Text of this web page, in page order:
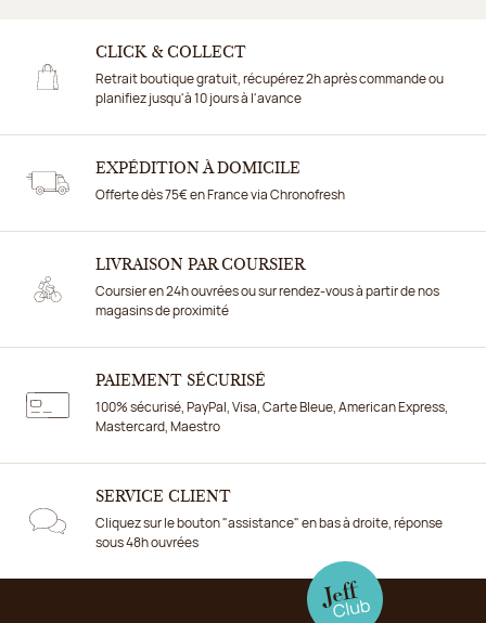
CLICK & COLLECT
Retrait boutique gratuit, récupérez 2h après commande ou
planifiez jusqu'à 10 jours à l'avance
EXPÉDITION À DOMICILE
Offerte dès 75€ en France via Chronofresh
LIVRAISON PAR COURSIER
Coursier en 24h ouvrées ou sur rendez-vous à partir de nos
magasins de proximité
PAIEMENT SÉCURISÉ
100% sécurisé, PayPal, Visa, Carte Bleue, American Express,
Mastercard, Maestro
SERVICE CLIENT
Cliquez sur le bouton "assistance" en bas à droite, réponse
sous 48h ouvrées